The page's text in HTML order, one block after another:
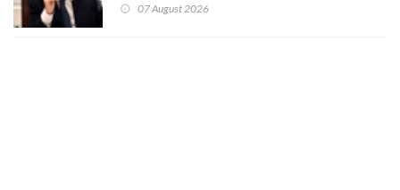
perseguir ruta del dinero y levantar secreto
07 August 2026